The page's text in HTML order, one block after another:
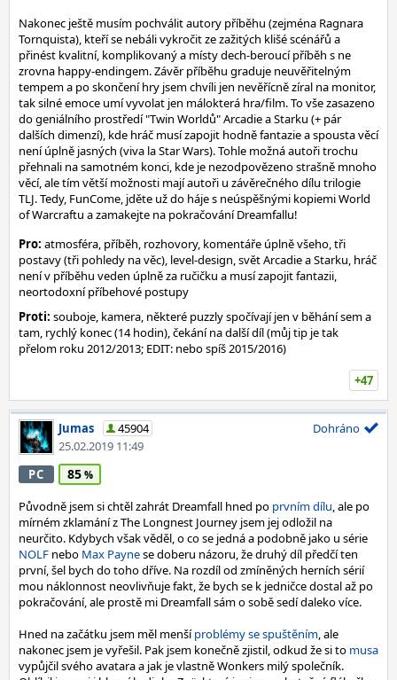
Nakonec ještě musím pochválit autory příběhu (zejména Ragnara
Tornquista), kteří se nebáli vykročit ze zažitých klišé scénářů a
přinést kvalitní, komplikovaný a místy dech-beroucí příběh s ne
zrovna happy-endingem. Závěr příběhu graduje neuvěřitelným
tempem a po skončení hry jsem chvíli jen nevěřícně zíral na monitor,
tak silné emoce umí vyvolat jen málokterá hra/film. To vše zasazeno
do geniálního prostředí "Twin Worldů" Arcadie a Starku (+ pár
dalších dimenzí), kde hráč musí zapojit hodně fantazie a spousta věcí
není úplně jasných (viva la Star Wars). Tohle možná autoři trochu
přehnali na samotném konci, kde je nezodpovězeno strašně mnoho
věcí, ale tím větší možnosti mají autoři u závěrečného dílu trilogie
TLJ. Tedy, FunCome, jděte už do háje s neúspěšnými kopiemi World
of Warcraftu a zamakejte na pokračování Dreamfallu!
Pro: atmosféra, příběh, rozhovory, komentáře úplně všeho, tři
postavy (tři pohledy na věc), level-design, svět Arcadie a Starku, hráč
není v příběhu veden úplně za ručičku a musí zapojit fantazii,
neortodoxní příbehové postupy
Proti: souboje, kamera, některé puzzly spočívají jen v běhání sem a
tam, rychlý konec (14 hodin), čekání na další díl (můj tip je tak
přelom roku 2012/2013; EDIT: nebo spíš 2015/2016)
+47
Jumas
45904
25.02.2019 11:49
Dohráno
PC 85
Původně jsem si chtěl zahrát Dreamfall hned po prvním dílu, ale po
mírném zklamání z The Longnest Journey jsem jej odložil na
neurčito. Kdybych však věděl, o co se jedná a podobně jako u série
NOLF nebo Max Paynese doberu názoru, že druhý díl předčí ten
první, šel bych do toho dříve. Na rozdíl od zmíněných herních sérií
mou náklonnost neovlivňuje fakt, že bych se k jedničce dostal až po
pokračování, ale prostě mi Dreamfall sám o sobě sedí daleko více.
Hned na začátku jsem měl menšíproblémy se spuštěním, ale
nakonec jsem je vyřešil. Pak jsem konečně zjistil, odkud že si to musa
vypůjčil svého avatara a jak je vlastně Wonkers milý společník.